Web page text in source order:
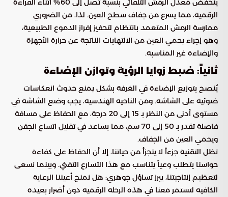
ينخفض معدل الرمش التلقائي بنسبة تصل إلى 60% أثناء القراءة
الرقمية، مما يسرع من جفاف سطح العين. لذا، من الضروري
ممارسة الرمش المتعمد بانتظام لتحفيز إفراز الدموع الطبيعية،
وهو إجراء يحمي العين من الالتهابات الناتجة عن حرارة الأجهزة
والإضاءة غير المناسبة.
ثانياً: ضبط زوايا الرؤية وتوازن الإضاءة
يُنصح بتوزيع الإضاءة في الغرفة بشكل يمنع حدوث انعكاسات
ضوئية على الشاشة. ومن الناحية الهندسية، يجب وضع الشاشة في
مستوى أدنى من النظر بـ 15 إلى 20 درجة، مع الحفاظ على مسافة
فاصلة تقدر بـ 50 إلى 70 سم، مما يساعد في تقليل اتساع الجفن
ويحمي العين من الجفاف.
تظل التقنية جزءاً لا يتجزأ من حياتنا، إلا أن الحفاظ على كفاءة
حواسنا يتطلب وعياً يتناسب مع هذا التسارع التقني. وبينما نسعى
لتعظيم إنتاجيتنا، يبرز تساؤل جوهري: هل نمنح أعيننا الرعاية
الكافية لتستمر معنا في هذه الرحلة الرقمية دون أضرار بعيدة